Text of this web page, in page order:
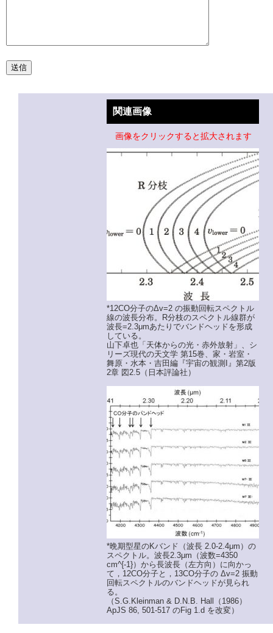
関連画像
画像をクリックすると拡大されます
*12CO分子のΔv=2 の振動回転スペクトル
線の波長分布。R分枝のスペクトル線群が
波長=2.3μmあたりでバンドヘッドを形成
している。
山下卓也「天体からの光・赤外放射」、シ
リーズ現代の天文学 第15巻、家・岩室・
舞原・水本・吉田編『宇宙の観測I』第2版
2章 図2.5（日本評論社）
*晩期型星のKバンド（波長 2.0-2.4μm）の
スペクトル。波長2.3μm（波数=4350
cm^{-1}）から長波長（左方向）に向かっ
て，12CO分子と，13CO分子の Δv=2 振動
回転スペクトルのバンドヘッドが見られ
る。
（S.G.Kleinman & D.N.B. Hall（1986）
ApJS 86, 501-517 のFig 1.d を改変）